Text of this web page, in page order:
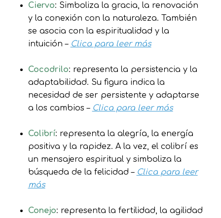
Ciervo: Simboliza la gracia, la renovación
y la conexión con la naturaleza. También
se asocia con la espiritualidad y la
intuición – Clica para leer más
Cocodrilo: representa la persistencia y la
adaptabilidad. Su figura indica la
necesidad de ser persistente y adaptarse
a los cambios – Clica para leer más
Colibrí: representa la alegría, la energía
positiva y la rapidez. A la vez, el colibrí es
un mensajero espiritual y simboliza la
búsqueda de la felicidad – Clica para leer
más
Conejo: representa la fertilidad, la agilidad